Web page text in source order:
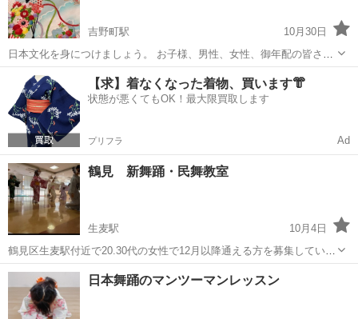
吉野町駅
10月30日
日本文化を身につけましょう。 お子様、男性、女性、御年配の皆さま
楽しんで頂けます。 体を動かしておどりませんか？ 着付も体幹も、し
っかり取得し鍛えましょう。 古典日本舞踊、歌舞伎舞踊、新日本舞
踊、民謡民舞、盆踊り...
神奈川 吉野町駅 日本舞踊 師範
【求】着なくなった着物、買います👘
状態が悪くてもOK！最大限買取します
プリフラ Ad
鶴見 新舞踊・民舞教室
生麦駅
10月4日
鶴見区生麦駅付近で20.30代の女性で12月以降通える方を募集していま
す。 今まで習ったことがなく、興味がある方、 初心者やブランクのあ
る人、 着物を自分で着たい人にオススメの教室です。 現在お着物をお
持ちでない方はご相...
神奈川 横浜市 生麦駅
日本舞踊のマンツーマンレッスン